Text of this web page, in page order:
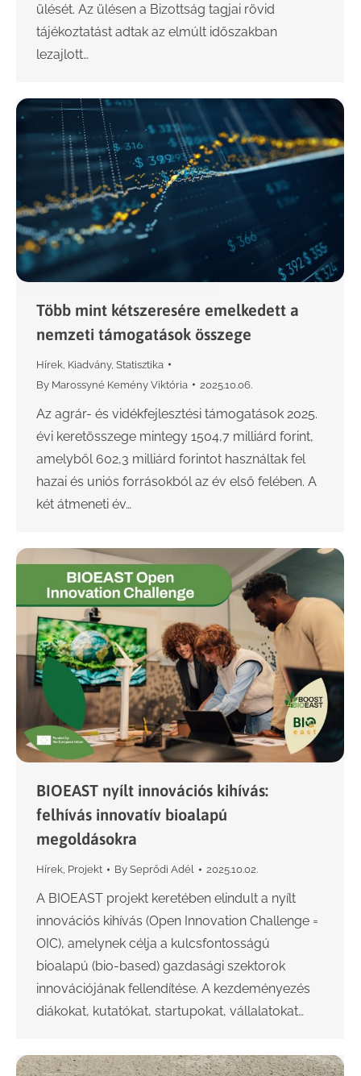
ülését. Az ülésen a Bizottság tagjai rövid
tájékoztatást adtak az elmúlt időszakban
lezajlott…
Több mint kétszeresére emelkedett a
nemzeti támogatások összege
Hírek Kiadvány, Statisztika
By Marossyné Kemény Viktória 2025.10.06.
Az agrár- és vidékfejlesztési támogatások 2025.
évi keretösszege mintegy 1504,7 milliárd forint,
amelyből 602,3 milliárd forintot használtak fel
hazai és uniós forrásokból az év első felében. A
két átmeneti év…
BIOEAST nyílt innovációs kihívás:
felhívás innovatív bioalapú
megoldásokra
Hírek, Projekt By Seprődi Adél 2025.10.02.
A BIOEAST projekt keretében elindult a nyílt
innovációs kihívás (Open Innovation Challenge =
OIC), amelynek célja a kulcsfontosságú
bioalapú (bio-based) gazdasági szektorok
innovációjának fellendítése. A kezdeményezés
diákokat, kutatókat, startupokat, vállalatokat…